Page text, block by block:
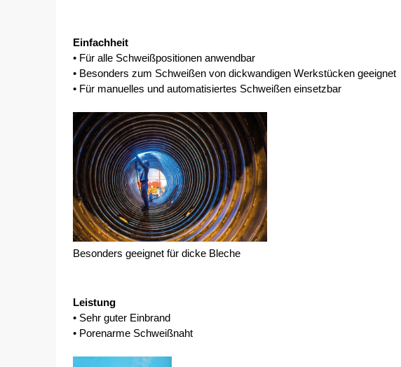
Einfachheit
• Für alle Schweißpositionen anwendbar
• Besonders zum Schweißen von dickwandigen Werkstücken geeignet
• Für manuelles und automatisiertes Schweißen einsetzbar
Besonders geeignet für dicke Bleche
Leistung
• Sehr guter Einbrand
• Porenarme Schweißnaht